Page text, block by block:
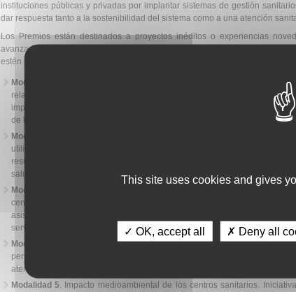
instituciones públicas y privadas por implantar sistemas de gestión
dar respuesta tanto a la sostenibilidad del sistema como a una atención
Los Premios están destinados a proyectos inéditos o experiencias
avanzada de desarrollo, que supongan una mejora sustancial en la gestión
estén relacionados con una de las siguientes modalidades:
Modalidad 1
. Transformación de procesos y progreso
relacionados con la transformación de procesos, asistenciales y no
implantación exitosa de nuevas tecnologías o el buen uso de estas, que
de la calidad y de la eficiencia.
Modalidad 2
utilización de los resultados en la práctica diaria, el diseño de
resultados del sector desde una perspectiva integral, incorporando
salud y mejora de la eficiencia en el uso de los recursos.
Modalidad 3
centrados en cambios organizacionales o relacionales dentro de los
asistenciales, retención de talento o mayor satisfacción e implicación de
servicios sanitarios y sociales.
Modalidad 4
. Experiencia del paciente. Proyectos que incorporan la
perspectiva en la medición de resultados o su participación activa
atención sanitaria y social.
Modalidad 5. Impacto medioambiental de los centros sanitarios.
This site uses cookies and gives
✓ OK, accept all ✗ Deny all